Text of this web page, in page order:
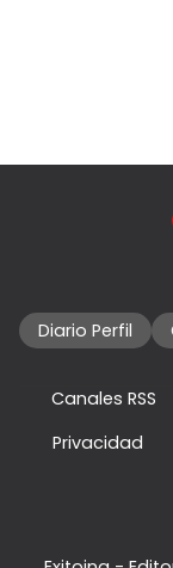
Diario Perfil
Canales RSS
Privacidad